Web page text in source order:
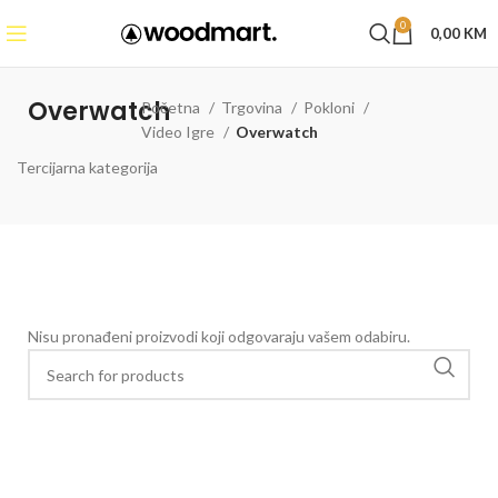
0 0,00 KM
OverwatchPočetna Trgovina
Pokloni
Video Igre
Overwatch
Tercijarna kategorija
Nisu pronađeni proizvodi koji odgovaraju vašem odabiru.